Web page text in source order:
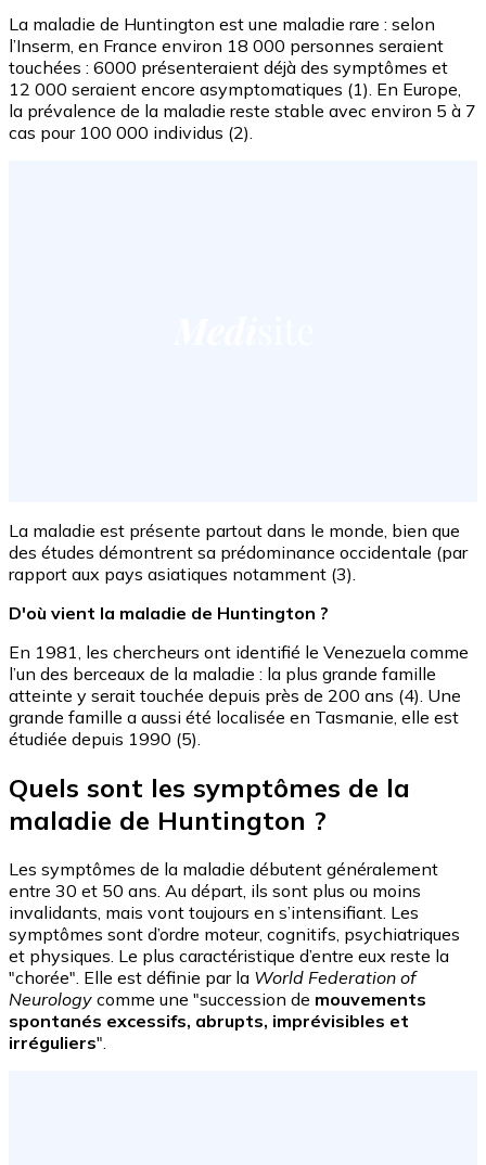
La maladie de Huntington est une maladie rare : selon
l’Inserm, en France environ 18 000 personnes seraient
touchées : 6000 présenteraient déjà des symptômes et
12 000 seraient encore asymptomatiques (1). En Europe,
la prévalence de la maladie reste stable avec environ 5 à 7
cas pour 100 000 individus (2).
La maladie est présente partout dans le monde, bien que
des études démontrent sa prédominance occidentale (par
rapport aux pays asiatiques notamment (3).
D'où vient la maladie de Huntington ?
En 1981, les chercheurs ont identifié le Venezuela comme
l’un des berceaux de la maladie : la plus grande famille
atteinte y serait touchée depuis près de 200 ans (4). Une
grande famille a aussi été localisée en Tasmanie, elle est
étudiée depuis 1990 (5).
Quels sont les symptômes de la
maladie de Huntington ?
Les symptômes de la maladie débutent généralement
entre 30 et 50 ans. Au départ, ils sont plus ou moins
invalidants, mais vont toujours en s’intensifiant. Les
symptômes sont d’ordre moteur, cognitifs, psychiatriques
et physiques. Le plus caractéristique d’entre eux reste la
"chorée". Elle est définie par la World Federation of
Neurology comme une "succession de mouvements
spontanés excessifs, abrupts, imprévisibles et
irréguliers".